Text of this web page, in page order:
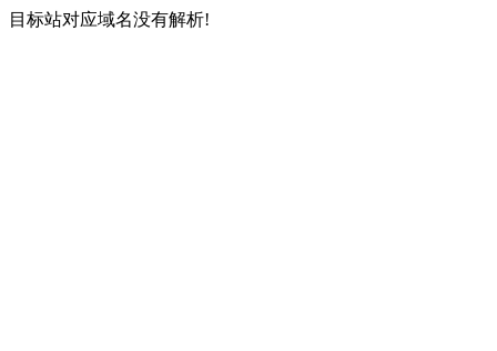
目标站对应域名没有解析!